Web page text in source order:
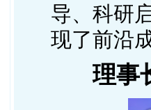
导、科研
现了前沿
理事